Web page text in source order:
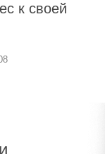
к своей